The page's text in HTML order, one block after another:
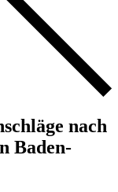
nach
Baden-